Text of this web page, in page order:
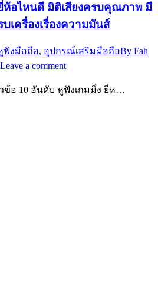
ห้อไหนดี มิติเสียงครบคุณภาพ มี
เครื่องเรื่องความมันส์
ฟังมือถือ, อุปกรณ์เสริมมือถือBy Fah
Leave a comment
ข้อ 10 อันดับ หูฟังเกมมิ่ง ยี่ห…